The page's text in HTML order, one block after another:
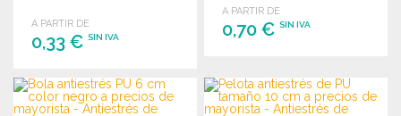
A PARTIR DE
0,33 € SIN IVA
PEDIR
Solicitar un presupuesto
A PARTIR DE
0,70 €SIN IVA
Solicitar un presupuesto